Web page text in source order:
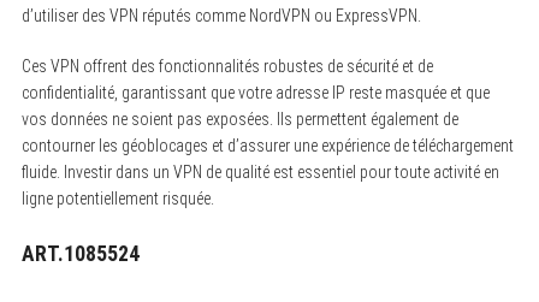
d’utiliser des VPN réputés comme NordVPN ou ExpressVPN.
Ces VPN offrent des fonctionnalités robustes de sécurité et de
confidentialité, garantissant que votre adresse IP reste masquée et que
vos données ne soient pas exposées. Ils permettent également de
contourner les géoblocages et d’assurer une expérience de téléchargement
fluide. Investir dans un VPN de qualité est essentiel pour toute activité en
ligne potentiellement risquée.
ART.1085524